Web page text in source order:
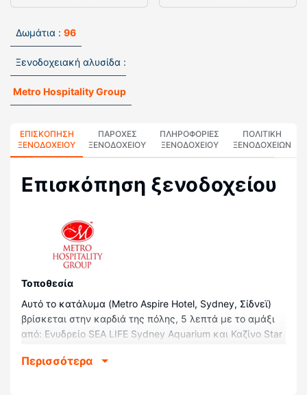
Δωμάτια : 96
Ξενοδοχειακή αλυσίδα :
Metro Hospitality Group
ΕΠΙΣΚΌΠΗΣΗ
ΞΕΝΟΔΟΧΕΊΟΥ
ΠΑΡΟΧΕΣ
ΞΕΝΟΔΟΧΕΙΟΥ
ΠΛΗΡΟΦΟΡΊΕΣ
ΞΕΝΟΔΟΧΕΊΟΥ
ΠΟΛΙΤΙΚΗ
ΞΕΝΟΔΟΧΕΊΩΝ
Επισκόπηση ξενοδοχείου
Τοποθεσία
Αυτό το κατάλυμα (Metro Aspire Hotel, Sydney, Σίδνεϊ)
βρίσκεται στην καρδιά της πόλης, 5 λεπτά με το αμάξι
από: Ενυδρείο SEA LIFE Sydney Aquarium και Καζίνο Star
Συνεδριακό Κέντρο International Convention Centre
Περισσότερα